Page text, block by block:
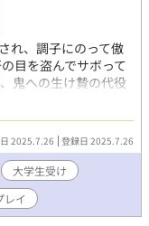
れ、調子にのって傲
目を盗んでサボって
鬼への生け贄の代役
すこしホラーなガチ
意気ラガーマン、鬼
ります。 本編は電子
クは↓にあります。
2025.7.26 登録日 2025.7.26
大学生受け
レイ